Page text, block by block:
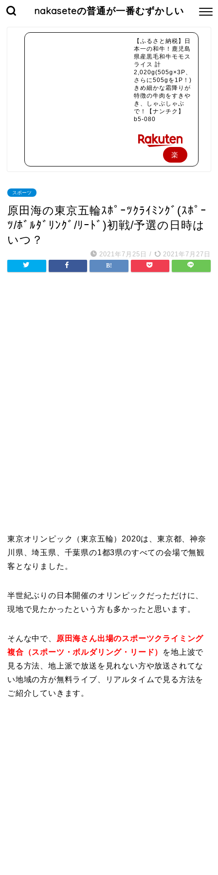
nakaseteの普通が一番むずかしい
【ふるさと納税】日
本一の和牛！鹿児島
県産黒毛和牛モモス
ライス 計
2,020g(505g×3P、
さらに505gを1P！)
きめ細かな霜降りが
特徴の牛肉をすきや
き、しゃぶしゃぶ
で！【ナンチク】
b5-080
楽
入
スポーツ
原田海の東京五輪ｽﾎﾟｰﾂｸﾗｲﾐﾝｸﾞ(ｽﾎﾟｰ
ﾂ/ﾎﾞﾙﾀﾞﾘﾝｸﾞ/ﾘｰﾄﾞ)初戦/予選の日時は
いつ？
2021年7月25日 / 2021年7月27日
東京オリンピック（東京五輪）2020は、東京都、神奈
川県、埼玉県、千葉県の1都3県のすべての会場で無観
客となりました。
半世紀ぶりの日本開催のオリンピックだっただけに、
現地で見たかったという方も多かったと思います。
そんな中で、
原田海さん出場のスポーツクライミング
複合（スポーツ・ボルダリング・リード）
を地上波で
見る方法、地上派で放送を見れない方や放送されてな
い地域の方が無料ライブ、リアルタイムで見る方法を
ご紹介していきます。